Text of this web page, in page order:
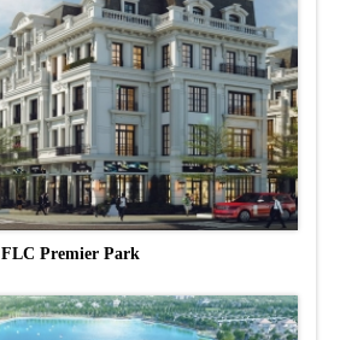
FLC Premier Park